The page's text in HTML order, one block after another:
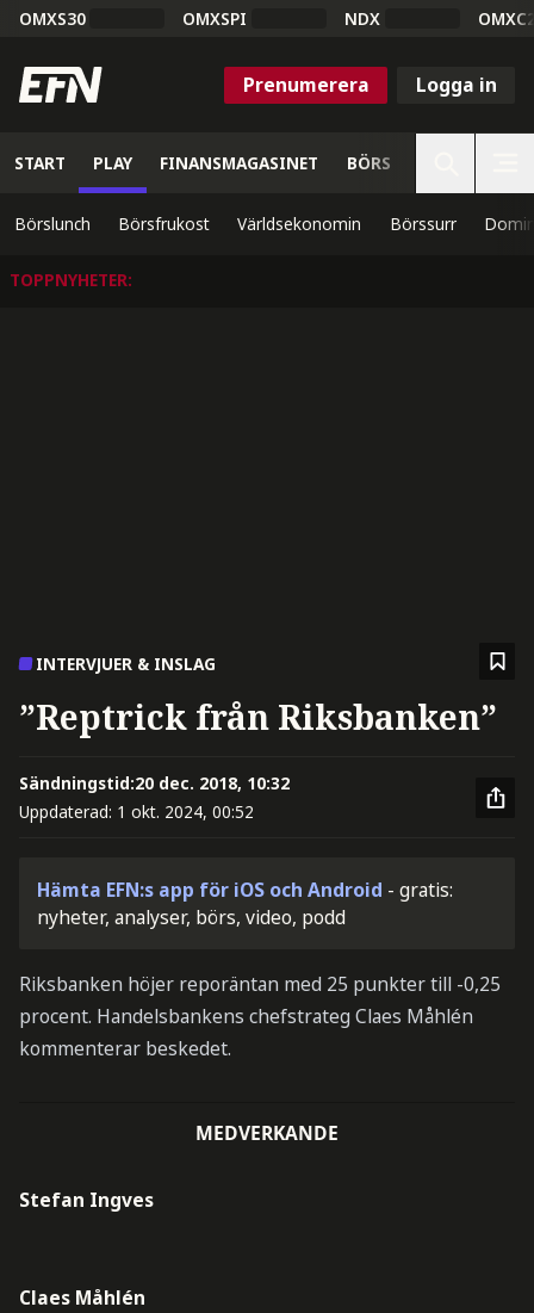
OMXS30 OMXSPI NDX
Prenumerera Logga in
START PLAY FINANSMAGASINET BÖRS
Börslunch Börsfrukost Världsekonomin Börssurr
TOPPNYHETER:
INTERVJUER & INSLAG
”Reptrick från Riksbanken”
Sändningstid:20 dec. 2018, 10:32
Uppdaterad: 1 okt. 2024, 00:52
Hämta EFN:s app för iOS och Android - gratis:
nyheter, analyser, börs, video, podd
Riksbanken höjer reporäntan med 25 punkter till -0,25
procent. Handelsbankens chefstrateg Claes Måhlén
kommenterar beskedet.
MEDVERKANDE
Stefan Ingves
Claes Måhlén